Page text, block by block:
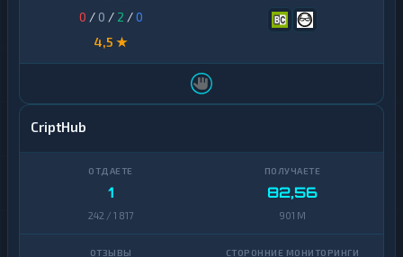
0 / 0 / 2 /0
4,5 ★
CriptHub
1
242 / 1 817
82,56
901 M